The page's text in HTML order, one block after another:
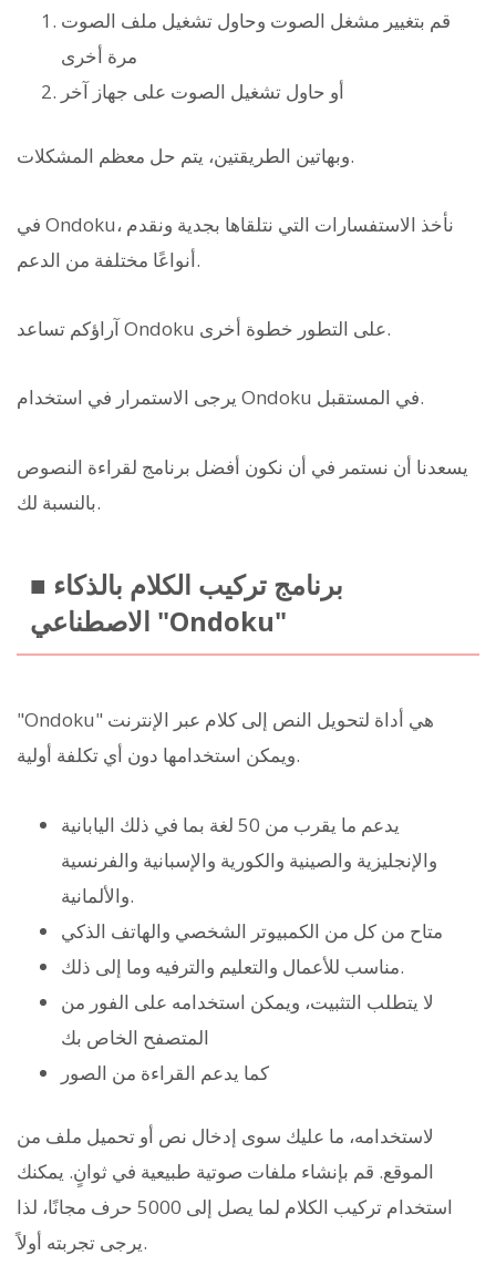
قم بتغيير مشغل الصوت وحاول تشغيل ملف الصوت
مرة أخرى
أو حاول تشغيل الصوت على جهاز آخر
وبهاتين الطريقتين، يتم حل معظم المشكلات.
في Ondoku، نأخذ الاستفسارات التي نتلقاها بجدية ونقدم
أنواعًا مختلفة من الدعم.
آراؤكم تساعد Ondoku على التطور خطوة أخرى.
يرجى الاستمرار في استخدام Ondoku في المستقبل.
يسعدنا أن نستمر في أن نكون أفضل برنامج لقراءة النصوص
بالنسبة لك.
■ برنامج تركيب الكلام بالذكاء
الاصطناعي "Ondoku"
"Ondoku" هي أداة لتحويل النص إلى كلام عبر الإنترنت
ويمكن استخدامها دون أي تكلفة أولية.
يدعم ما يقرب من 50 لغة بما في ذلك اليابانية
والإنجليزية والصينية والكورية والإسبانية والفرنسية
والألمانية.
متاح من كل من الكمبيوتر الشخصي والهاتف الذكي
مناسب للأعمال والتعليم والترفيه وما إلى ذلك.
لا يتطلب التثبيت، ويمكن استخدامه على الفور من
المتصفح الخاص بك
كما يدعم القراءة من الصور
لاستخدامه، ما عليك سوى إدخال نص أو تحميل ملف من
الموقع. قم بإنشاء ملفات صوتية طبيعية في ثوانٍ. يمكنك
استخدام تركيب الكلام لما يصل إلى 5000 حرف مجانًا، لذا
يرجى تجربته أولاً.